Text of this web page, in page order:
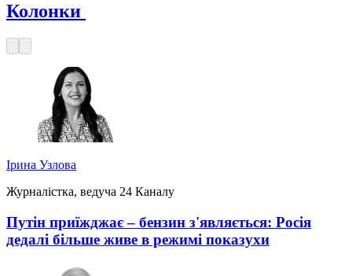
Колонки
Ірина Узлова
Журналістка, ведуча 24 Каналу
Путін приїжджає – бензин з'являється: Росія
дедалі більше живе в режимі показухи